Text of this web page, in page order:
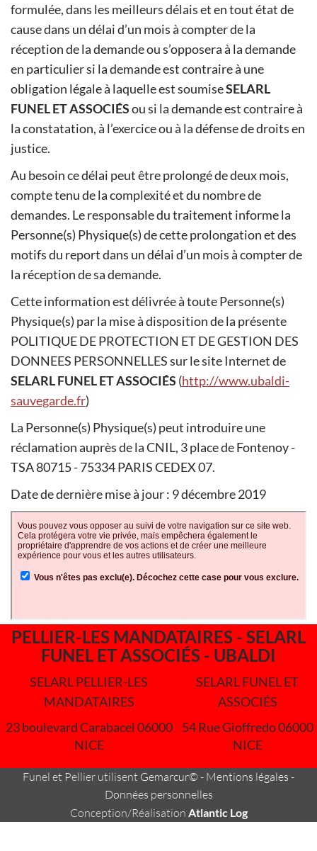
formulée, dans les meilleurs délais et en tout état de
cause dans un délai d’un mois à compter de la
réception de la demande ou s’opposera à la demande
en particulier si la demande est contraire à une
obligation légale à laquelle est soumiseSELARL
FUNEL ET ASSOCIÉSou si la demande est contraire à
la constatation, à l’exercice ou à la défense de droits en
justice.
Au besoin ce délai peut être prolongé de deux mois,
compte tenu de la complexité et du nombre de
demandes. Le responsable du traitement informe la
Personne(s) Physique(s) de cette prolongation et des
motifs du report dans un délai d’un mois à compter de
la réception de sa demande.
Cette information est délivrée à toute Personne(s)
Physique(s) par la mise à disposition de la présente
POLITIQUE DE PROTECTION ET DE GESTION DES
DONNEES PERSONNELLES sur le site Internet de
SELARL FUNEL ET ASSOCIÉS (http://www.ubaldi-
sauvegarde.fr)
La Personne(s) Physique(s) peut introduire une
réclamation auprès de la CNIL, 3 place de Fontenoy -
TSA 80715 - 75334 PARIS CEDEX 07.
Date de dernière mise à jour : 9 décembre 2019
PELLIER-LES MANDATAIRES - SELARL
FUNEL ET ASSOCIÉS - UBALDI
SELARL PELLIER-LES
MANDATAIRES
23 boulevard Carabacel 06000
NICE
SELARL FUNEL ET
ASSOCIÉS
54 Rue Gioffredo 06000
NICE
Funel et Pellier utilisent Gemarcur©- Mentions légales -
Données personnelles
Conception/Réalisation Atlantic Log